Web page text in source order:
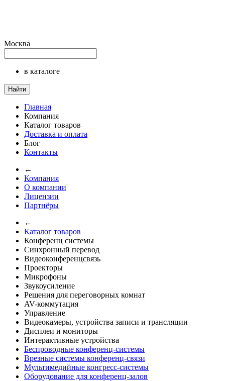
Москва
в каталоге
Найти
Главная
Компания
Каталог товаров
Доставка и оплата
Блог
Контакты
←
Компания
О компании
Лицензии
Партнёры
←
Каталог товаров
Конференц системы
Синхронный перевод
Видеоконференцсвязь
Проекторы
Микрофоны
Звукоусиление
Решения для переговорных комнат
AV-коммутация
Управление
Видеокамеры, устройства записи и трансляции
Дисплеи и мониторы
Интерактивные устройства
Беспроводные конференц-системы
Врезные системы конференц-связи
Мультимедийные конгресс-системы
Оборудование для конференц-залов